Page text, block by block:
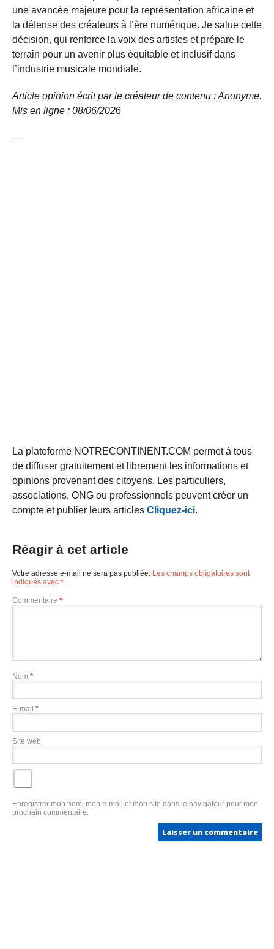
une avancée majeure pour la représentation africaine et
la défense des créateurs à l’ère numérique. Je salue cette
décision, qui renforce la voix des artistes et prépare le
terrain pour un avenir plus équitable et inclusif dans
l’industrie musicale mondiale.
Article opinion écrit par le créateur de contenu : Anonyme.
Mis en ligne : 08/06/2026
—
La plateforme NOTRECONTINENT.COM permet à tous
de diffuser gratuitement et librement les informations et
opinions provenant des citoyens. Les particuliers,
associations, ONG ou professionnels peuvent créer un
compte et publier leurs articles Cliquez-ici.
Réagir à cet article
Votre adresse e-mail ne sera pas publiée. Les champs obligatoires sont
indiqués avec *
Commentaire *
Nom *
E-mail *
Site web
Enregistrer mon nom, mon e-mail et mon site dans le navigateur pour mon
prochain commentaire.